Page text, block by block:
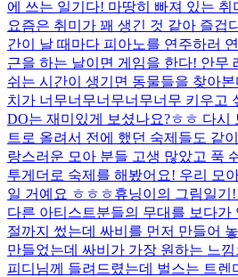
에 쓰는 일기다! 마땅히 빠져 있는 취
요즘은 취미가 꽤 생긴 것 같아 즐겁
간이 날 때마다 피아노를 연주하러
근을 하는 날이면 게임을 한다! 안무
쉬는 시간이 생기면 동물들을 찾아
치가 너무너무너무너무너무 키우고
DO는 재미있게 보셨나요?ㅎㅎ 다시
트로 올려서 전에 했던 숙제들도 같
랑스러운 모아 분들 고생 많았고 푹
투게더로 숙제를 해봤어요! 우리 모
일 거예요 ㅎㅎㅎ휴닝이의 그림일기
다른 아티스트분들의 무대를 보다가
절까지 썼는데 싸비를 먼저 만들어
만들었는데 싸비가 가장 원하는 느
피디님께 들려드렸는데 벌스는 트렌